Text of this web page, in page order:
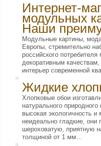
Интернет-
модульных
Наши
Модульные картины,
Европы, стремительно
российского
декоративным
интерьер современной
Жидкие
Хлопковые обои
натурального
высокая экологичность и
неидеально гладкие, они
шероховатую, приятную
толщиной от 1 мм…